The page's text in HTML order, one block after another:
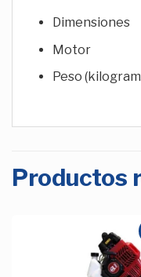
Motor
Peso
Productos